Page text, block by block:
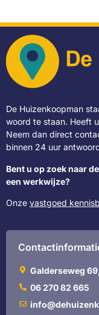
De Huizenkoopman
woord te staan. Heeft
Neem dan direct
binnen 24 uur
Bent u op zoek naar
een werkwijze?
Onze vastgoed
Galderseweg
06 270 82 665